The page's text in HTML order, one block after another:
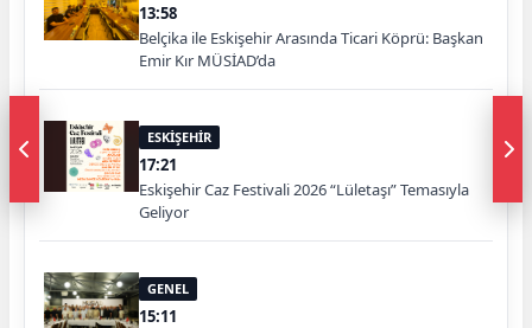
13:58
Belçika ile Eskişehir Arasında Ticari Köprü: Başkan
Emir Kır MÜSİAD’da
ESKİŞEHİR
17:21
Eskişehir Caz Festivali 2026 “Lületaşı” Temasıyla
Geliyor
GENEL
15:11